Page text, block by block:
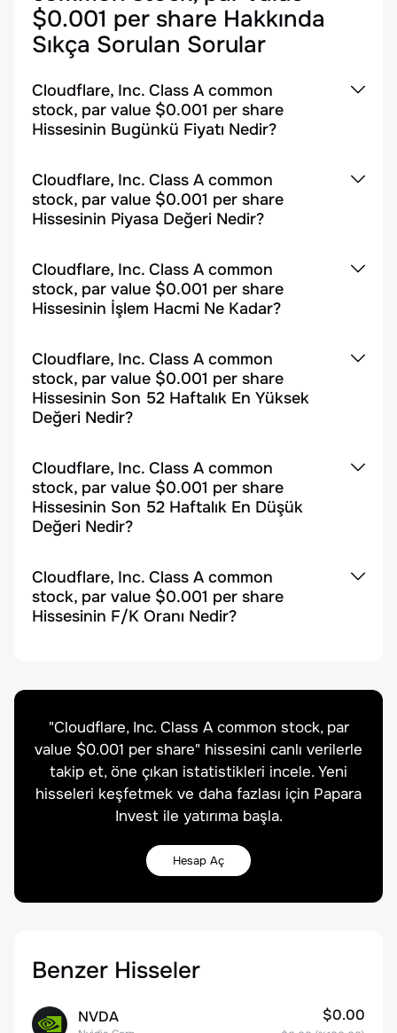
$0.001 per share Hakkında
Sıkça Sorulan Sorular
Cloudflare, Inc. Class A common
stock, par value $0.001 per share
Hissesinin Bugünkü Fiyatı Nedir?
Cloudflare, Inc. Class A common
stock, par value $0.001 per share
Hissesinin Piyasa Değeri Nedir?
Cloudflare, Inc. Class A common
stock, par value $0.001 per share
Hissesinin İşlem Hacmi Ne Kadar?
Cloudflare, Inc. Class A common
stock, par value $0.001 per share
Hissesinin Son 52 Haftalık En Yüksek
Değeri Nedir?
Cloudflare, Inc. Class A common
stock, par value $0.001 per share
Hissesinin Son 52 Haftalık En Düşük
Değeri Nedir?
Cloudflare, Inc. Class A common
stock, par value $0.001 per share
Hissesinin F/K Oranı Nedir?
"Cloudflare, Inc. Class A common stock, par
value $0.001 per share" hissesini canlı verilerle
takip et, öne çıkan istatistikleri incele. Yeni
hisseleri keşfetmek ve daha fazlası için Papara
Invest ile yatırıma başla.
Hesap Aç
Benzer Hisseler
NVDA $0.00